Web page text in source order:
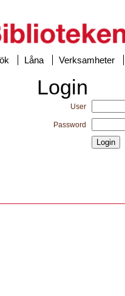
Låna Verksamheter
Login
User
Password